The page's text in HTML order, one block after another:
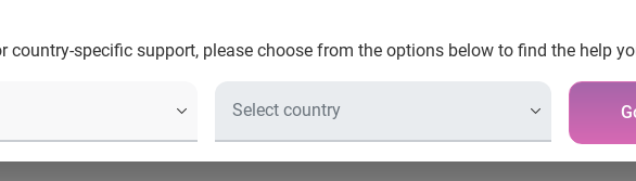
country-specific support, please choose from the options below to find the help
gået konkurs – hvilket er en stigning
år.